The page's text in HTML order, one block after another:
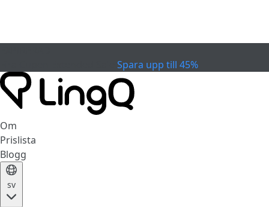
Spara upp till 45%
Om
Prislista
Blogg
sv